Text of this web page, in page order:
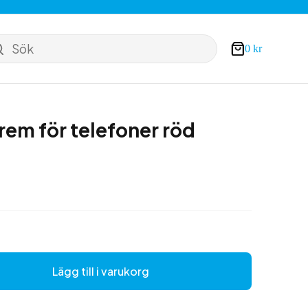
Sök Varukorg
0 kr
för telefoner röd
Lägg till i varukorg